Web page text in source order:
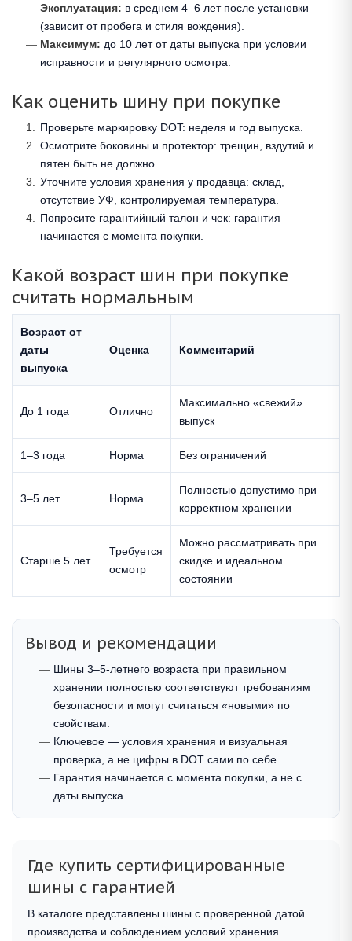
Эксплуатация: в среднем 4–6 лет после установки
(зависит от пробега и стиля вождения).
Максимум: до 10 лет от даты выпуска при условии
исправности и регулярного осмотра.
Как оценить шину при покупке
Проверьте маркировку DOT: неделя и год выпуска.
Осмотрите боковины и протектор: трещин, вздутий и
пятен быть не должно.
Уточните условия хранения у продавца: склад,
отсутствие УФ, контролируемая температура.
Попросите гарантийный талон и чек: гарантия
начинается с момента покупки.
Какой возраст шин при покупке
считать нормальным
Возраст от
даты
выпуска
Оценка Комментарий
До 1 года Отлично
Максимально «свежий»
выпуск
1–3 года Норма Без ограничений
3–5 лет Норма
Полностью допустимо при
корректном хранении
Старше 5 лет
Требуется
осмотр
Можно рассматривать при
скидке и идеальном
состоянии
Вывод и рекомендации
Шины 3–5-летнего возраста при правильном
хранении полностью соответствуют требованиям
безопасности и могут считаться «новыми» по
свойствам.
Ключевое — условия хранения и визуальная
проверка, а не цифры в DOT сами по себе.
Гарантия начинается с момента покупки, а не с
даты выпуска.
Где купить сертифицированные
шины с гарантией
В каталоге представлены шины с проверенной датой
производства и соблюдением условий хранения.